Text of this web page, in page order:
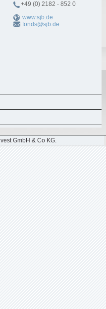
+49 (0) 2182 - 852 0
www.sjb.de
fonds@sjb.de
GmbH & Co KG.